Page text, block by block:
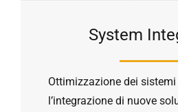
System
Ottimizzazione dei
l’integrazione di nuove